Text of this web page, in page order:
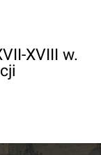
XVIII w.